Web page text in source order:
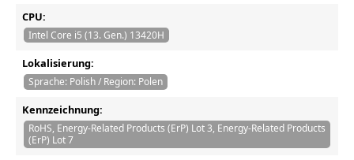
CPU:
Intel Core i5 (13. Gen.) 13420H
Lokalisierung:
Sprache: Polish / Region: Polen
Kennzeichnung:
RoHS, Energy-Related Products (ErP) Lot 3, Energy-Related Products
(ErP) Lot 7